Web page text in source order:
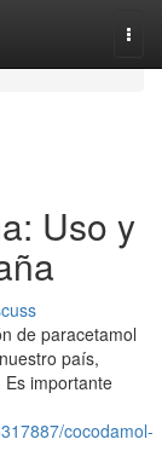
Uso y
de paracetamol
país,
importante
cocodamol-